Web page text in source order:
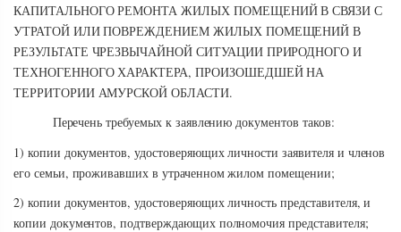
КАПИТАЛЬНОГО РЕМОНТА ЖИЛЫХ ПОМЕЩЕНИЙ В СВЯЗИ С
УТРАТОЙ ИЛИ ПОВРЕЖДЕНИЕМ ЖИЛЫХ ПОМЕЩЕНИЙ В
РЕЗУЛЬТАТЕ ЧРЕЗВЫЧАЙНОЙ СИТУАЦИИ ПРИРОДНОГО И
ТЕХНОГЕННОГО ХАРАКТЕРА, ПРОИЗОШЕДШЕЙ НА
ТЕРРИТОРИИ АМУРСКОЙ ОБЛАСТИ.
Перечень требуемых к заявлению документов таков:
1) копии документов, удостоверяющих личности заявителя и членов
его семьи, проживавших в утраченном жилом помещении;
2) копии документов, удостоверяющих личность представителя, и
копии документов, подтверждающих полномочия представителя;